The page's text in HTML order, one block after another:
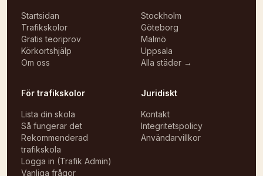
Startsidan
Trafikskolor
Gratis teoriprov
Körkortshjälp
Om oss
Stockholm
Göteborg
Malmö
Uppsala
Alla städer →
För trafikskolor
Lista din skola
Så fungerar det
Rekommenderad
trafikskola
Logga in (Trafik Admin)
Vanliga frågor
Juridiskt
Kontakt
Integritetspolicy
Användarvillkor